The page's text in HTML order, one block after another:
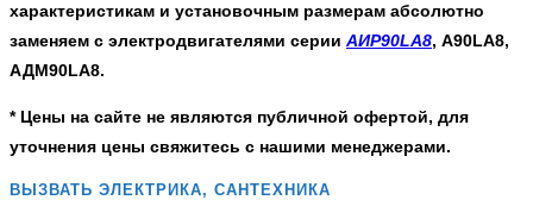
характеристикам и установочным размерам абсолютно
заменяем с электродвигателями серии АИР90LA8, А90LA8,
АДМ90LA8.
* Цены на сайте не являются публичной офертой, для
уточнения цены свяжитесь с нашими менеджерами.
ВЫЗВАТЬ ЭЛЕКТРИКА, САНТЕХНИКА